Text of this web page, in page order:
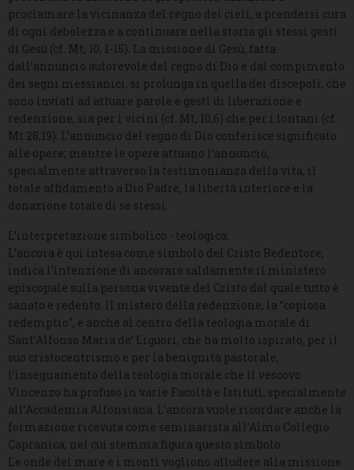
proclamare la vicinanza del regno dei cieli, a prendersi cura
di ogni debolezza e a continuare nella storia gli stessi gesti
di Gesù (cf. Mt, 10, 1-15). La missione di Gesù, fatta
dall’annuncio autorevole del regno di Dio e dal compimento
dei segni messianici, si prolunga in quella dei discepoli, che
sono inviati ad attuare parole e gesti di liberazione e
redenzione, sia per i vicini (cf. Mt, 10,6) che per i lontani (cf.
Mt 28,19). L’annuncio del regno di Dio conferisce significato
alle opere; mentre le opere attuano l’annuncio,
specialmente attraverso la testimonianza della vita, il
totale affidamento a Dio Padre, la libertà interiore e la
donazione totale di se stessi.
L’interpretazione simbolico - teologica:
L’ancora è qui intesa come simbolo del Cristo Redentore;
indica l’intenzione di ancorare saldamente il ministero
episcopale sulla persona vivente del Cristo dal quale tutto è
sanato e redento. Il mistero della redenzione, la “copiosa
redemptio”, è anche al centro della teologia morale di
Sant’Alfonso Maria de’ Liguori, che ha molto ispirato, per il
suo cristocentrismo e per la benignità pastorale,
l’insegnamento della teologia morale che il vescovo
Vincenzo ha profuso in varie Facoltà e Istituti, specialmente
all’Accademia Alfonsiana. L’ancora vuole ricordare anche la
formazione ricevuta come seminarista all’Almo Collegio
Capranica, nel cui stemma figura questo simbolo.
Le onde del mare e i monti vogliono alludere alla missione